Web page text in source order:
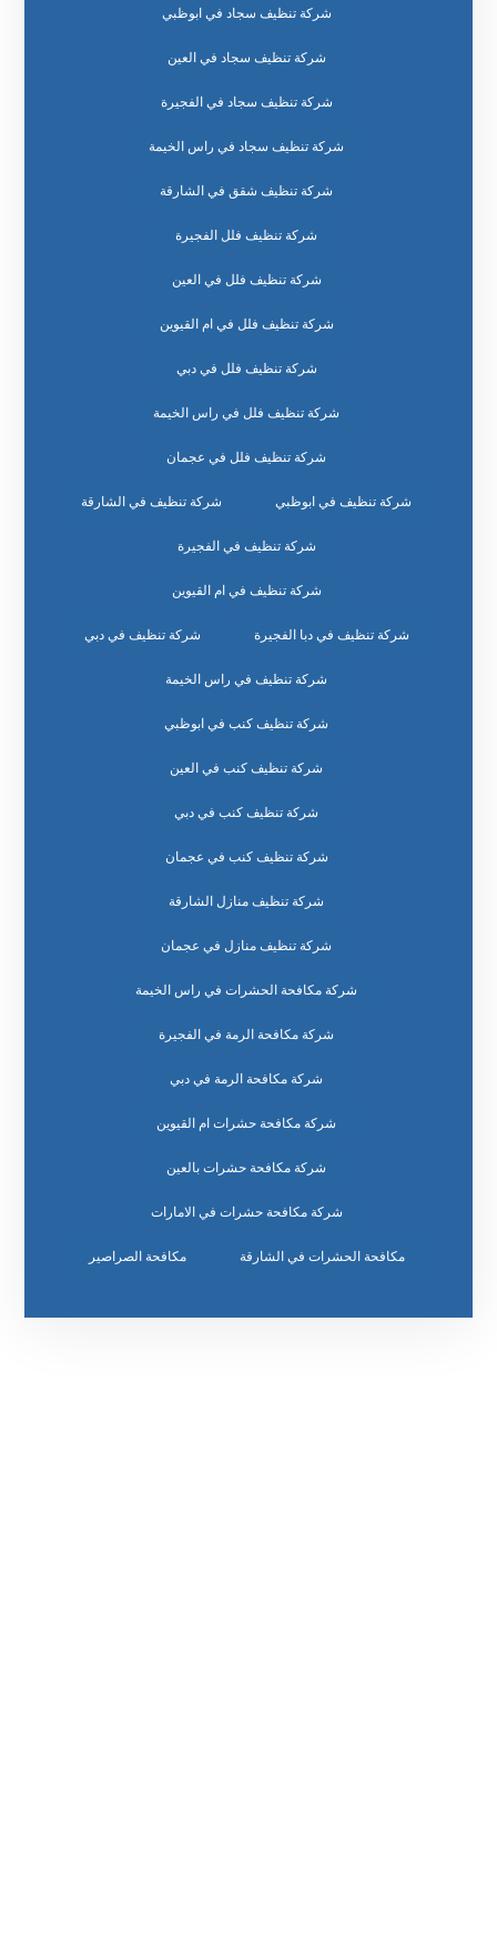
شركة تنظيف سجاد في ابوظبي
شركة تنظيف سجاد في العين
شركة تنظيف سجاد في الفجيرة
شركة تنظيف سجاد في راس الخيمة
شركة تنظيف شقق في الشارقة
شركة تنظيف فلل الفجيرة
شركة تنظيف فلل في العين
شركة تنظيف فلل في ام القيوين
شركة تنظيف فلل في دبي
شركة تنظيف فلل في راس الخيمة
شركة تنظيف فلل في عجمان
شركة تنظيف في ابوظبي شركة تنظيف في الشارقة
شركة تنظيف في الفجيرة
شركة تنظيف في ام القيوين
شركة تنظيف في دبا الفجيرة شركة تنظيف في دبي
شركة تنظيف في راس الخيمة
شركة تنظيف كنب في ابوظبي
شركة تنظيف كنب في العين
شركة تنظيف كنب في دبي
شركة تنظيف كنب في عجمان
شركة تنظيف منازل الشارقة
شركة تنظيف منازل في عجمان
شركة مكافحة الحشرات في راس الخيمة
شركة مكافحة الرمة في الفجيرة
شركة مكافحة الرمة في دبي
شركة مكافحة حشرات ام القيوين
شركة مكافحة حشرات بالعين
شركة مكافحة حشرات في الامارات
مكافحة الحشرات في الشارقة مكافحة الصراصير